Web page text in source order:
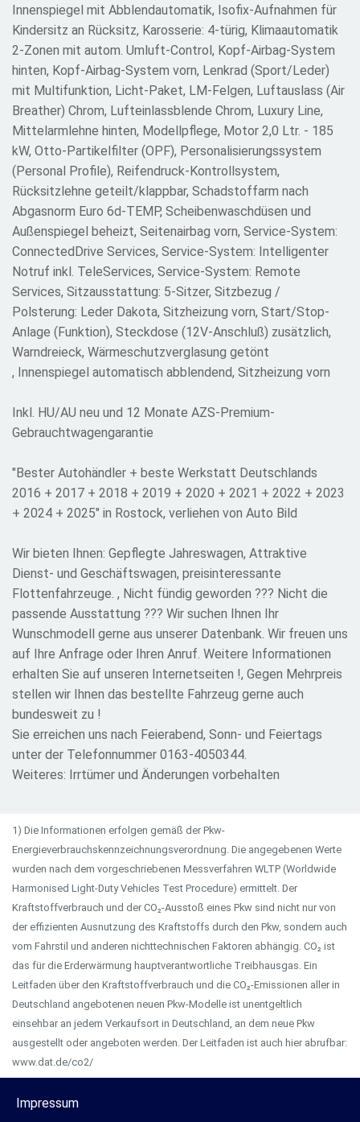
Innenspiegel mit Abblendautomatik, Isofix-Aufnahmen für
Kindersitz an Rücksitz, Karosserie: 4-türig, Klimaautomatik
2-Zonen mit autom. Umluft-Control, Kopf-Airbag-System
hinten, Kopf-Airbag-System vorn, Lenkrad (Sport/Leder)
mit Multifunktion, Licht-Paket, LM-Felgen, Luftauslass (Air
Breather) Chrom, Lufteinlassblende Chrom, Luxury Line,
Mittelarmlehne hinten, Modellpflege, Motor 2,0 Ltr. - 185
kW, Otto-Partikelfilter (OPF), Personalisierungssystem
(Personal Profile), Reifendruck-Kontrollsystem,
Rücksitzlehne geteilt/klappbar, Schadstoffarm nach
Abgasnorm Euro 6d-TEMP, Scheibenwaschdüsen und
Außenspiegel beheizt, Seitenairbag vorn, Service-System:
ConnectedDrive Services, Service-System: Intelligenter
Notruf inkl. TeleServices, Service-System: Remote
Services, Sitzausstattung: 5-Sitzer, Sitzbezug /
Polsterung: Leder Dakota, Sitzheizung vorn, Start/Stop-
Anlage (Funktion), Steckdose (12V-Anschluß) zusätzlich,
Warndreieck, Wärmeschutzverglasung getönt
, Innenspiegel automatisch abblendend, Sitzheizung vorn
Inkl. HU/AU neu und 12 Monate AZS-Premium-
Gebrauchtwagengarantie
"Bester Autohändler + beste Werkstatt Deutschlands
2016 + 2017 + 2018 + 2019 + 2020 + 2021 + 2022 + 2023
+ 2024 + 2025" in Rostock, verliehen von Auto Bild
Wir bieten Ihnen: Gepflegte Jahreswagen, Attraktive
Dienst- und Geschäftswagen, preisinteressante
Flottenfahrzeuge. , Nicht fündig geworden ??? Nicht die
passende Ausstattung ??? Wir suchen Ihnen Ihr
Wunschmodell gerne aus unserer Datenbank. Wir freuen uns
auf Ihre Anfrage oder Ihren Anruf. Weitere Informationen
erhalten Sie auf unseren Internetseiten !, Gegen Mehrpreis
stellen wir Ihnen das bestellte Fahrzeug gerne auch
bundesweit zu !
Sie erreichen uns nach Feierabend, Sonn- und Feiertags
unter der Telefonnummer 0163-4050344.
Weiteres: Irrtümer und Änderungen vorbehalten
1) Die Informationen erfolgen gemäß der Pkw-
Energieverbrauchskennzeichnungsverordnung. Die angegebenen Werte
wurden nach dem vorgeschriebenen Messverfahren WLTP (Worldwide
Harmonised Light-Duty Vehicles Test Procedure) ermittelt. Der
Kraftstoffverbrauch und der CO₂-Ausstoß eines Pkw sind nicht nur von
der effizienten Ausnutzung des Kraftstoffs durch den Pkw, sondern auch
vom Fahrstil und anderen nichttechnischen Faktoren abhängig. CO₂ ist
das für die Erderwärmung hauptverantwortliche Treibhausgas. Ein
Leitfaden über den Kraftstoffverbrauch und die CO₂-Emissionen aller in
Deutschland angebotenen neuen Pkw-Modelle ist unentgeltlich
einsehbar an jedem Verkaufsort in Deutschland, an dem neue Pkw
ausgestellt oder angeboten werden. Der Leitfaden ist auch hier abrufbar:
www.dat.de/co2/
Impressum